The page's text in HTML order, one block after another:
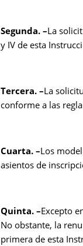
Segunda. –La
y IV de esta
Tercera. –La
conforme a las
Cuarta. –Los
asientos de
Quinta. –Excepto
No obstante, la
primera de esta